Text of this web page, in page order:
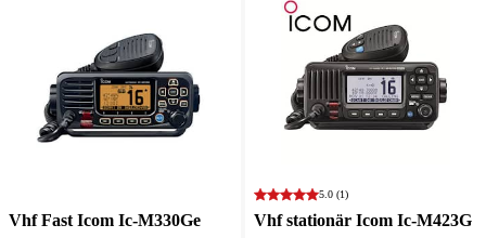
Vhf Fast Icom Ic-M330Ge
5.0 (1)
Vhf stationär Icom Ic-M423G